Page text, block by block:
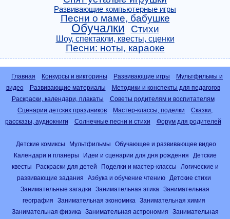
Развивающие компьютерные игры
Песни о маме, бабушке
Обучалки Стихи
Шоу, спектакли, квесты, сценки
Песни: ноты, караоке
Главная Конкурсы и викторины Развивающие игры
Мультфильмы и
видео
Развивающие материалы
Методики и конспекты для педагогов
Раскраски, календари, плакаты
Советы родителям и воспитателям
Сценарии детских праздников
Мастер-классы, поделки
Сказки,
рассказы, аудиокниги
Солнечные песни и стихи Форум для родителей
Детские комиксы Мультфильмы
Обучающее и развивающее видео
Календари и планеры
Идеи и сценарии для дня рождения
Детские
квесты
Раскраски для детей Поделки и мастер-классы
Логические и
развивающие задания
Азбука и обучение чтению
Детские стихи
Занимательные загадки
Занимательная этика
Занимательная
география
Занимательная экономика
Занимательная химия
Занимательная физика
Занимательная астрономия
Занимательная